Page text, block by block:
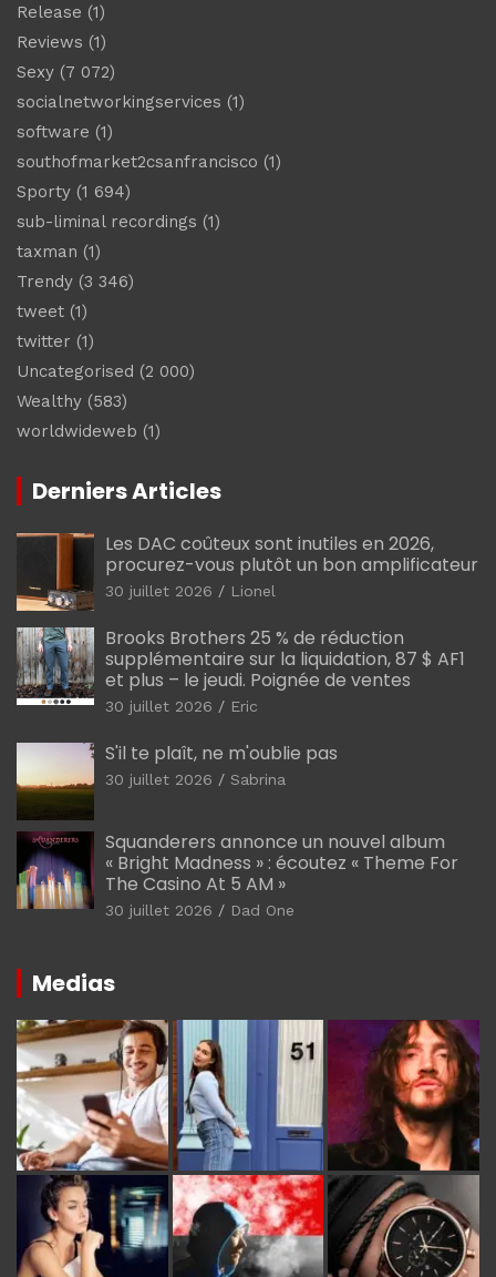
Release (1)
Reviews (1)
Sexy (7 072)
socialnetworkingservices (1)
software (1)
southofmarket2csanfrancisco (1)
Sporty (1 694)
sub-liminal recordings (1)
taxman (1)
Trendy (3 346)
tweet (1)
twitter (1)
Uncategorised (2 000)
Wealthy (583)
worldwideweb (1)
Derniers Articles
Les DAC coûteux sont inutiles en 2026,
procurez-vous plutôt un bon amplificateur
30 juillet 2026 Lionel
Brooks Brothers 25 % de réduction
supplémentaire sur la liquidation, 87 $ AF1
et plus – le jeudi. Poignée de ventes
30 juillet 2026 Eric
S'il te plaît, ne m'oublie pas
30 juillet 2026 Sabrina
Squanderers annonce un nouvel album
« Bright Madness » : écoutez « Theme For
The Casino At 5 AM »
30 juillet 2026 Dad One
Medias